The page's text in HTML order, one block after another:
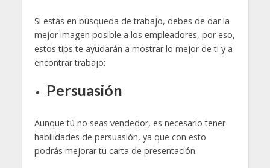
Si estás en búsqueda de trabajo, debes de dar la
mejor imagen posible a los empleadores, por eso,
estos tips te ayudarán a mostrar lo mejor de ti y a
encontrar trabajo:
Persuasión
Aunque tú no seas vendedor, es necesario tener
habilidades de persuasión, ya que con esto
podrás mejorar tu carta de presentación.